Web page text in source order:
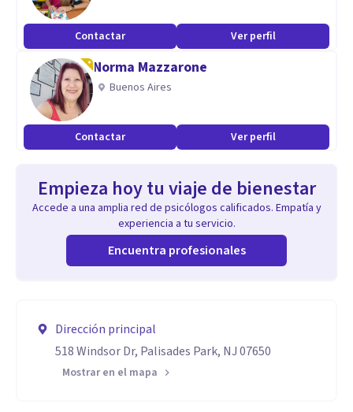
Contactar Ver perfil
Norma Mazzarone
Buenos Aires
Contactar Ver perfil
Empieza hoy tu viaje de bienestar
Accede a una amplia red de psicólogos calificados. Empatía y
experiencia a tu servicio.
Encuentra profesionales
Dirección principal
518 Windsor Dr, Palisades Park, NJ 07650
Mostrar en el mapa